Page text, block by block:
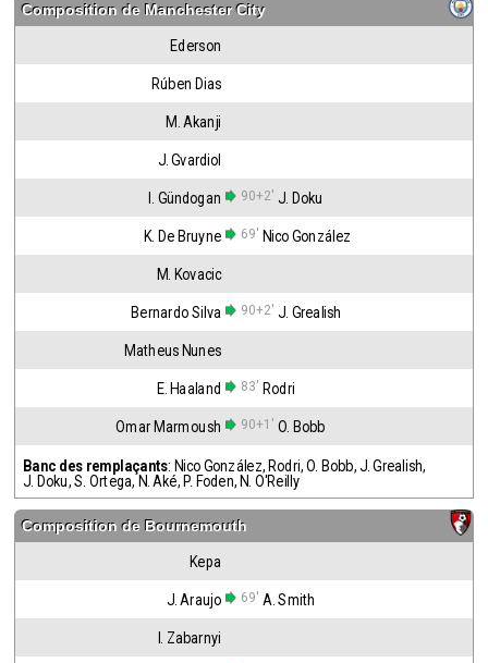
Composition de Manchester City
Ederson
Rúben Dias
M. Akanji
J. Gvardiol
I. Gündogan 90+2' J. Doku
K. De Bruyne 69' Nico González
M. Kovacic
Bernardo Silva 90+2' J. Grealish
Matheus Nunes
E. Haaland 83' Rodri
Omar Marmoush 90+1' O. Bobb
Banc des remplaçants: Nico González, Rodri,O. Bobb,J. Grealish,
J. Doku,S. Ortega, N. Aké, P. Foden, N. O'Reilly
Composition de Bournemouth
Kepa
J. Araujo 69' A. Smith
I. Zabarnyi